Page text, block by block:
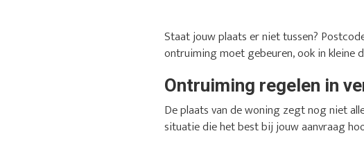
Staat jouw plaats er niet tussen?
ontruiming moet gebeuren, ook in kleine
Ontruiming regelen in
De plaats van de woning zegt nog niet
situatie die het best bij jouw aanvraag